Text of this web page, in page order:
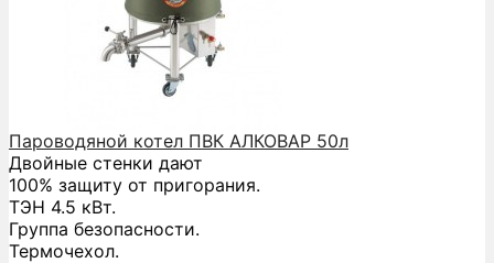
Пароводяной котел ПВК АЛКОВАР 50л
Двойные стенки дают
100% защиту от пригорания.
ТЭН 4.5 кВт.
Группа безопасности.
Термочехол.